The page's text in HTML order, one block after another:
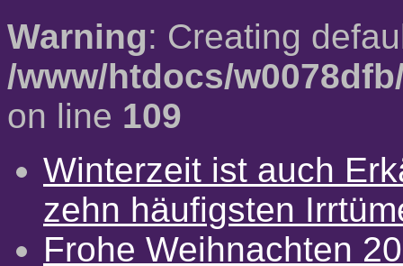
Warning: Creating
/www/htdocs/
on line 109
Winterzeit ist auch
zehn häufigsten
Frohe Weihnachten